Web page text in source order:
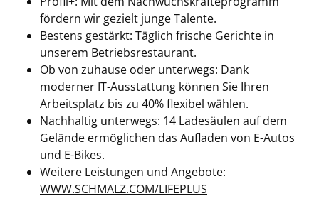
fördern wir gezielt junge Talente.
Bestens gestärkt: Täglich frische Gerichte in
unserem Betriebsrestaurant.
Ob von zuhause oder unterwegs: Dank
moderner IT-Ausstattung können Sie Ihren
Arbeitsplatz bis zu 40% flexibel wählen.
Nachhaltig unterwegs: 14 Ladesäulen auf dem
Gelände ermöglichen das Aufladen von E-Autos
und E-Bikes.
Weitere Leistungen und Angebote:
WWW.SCHMALZ.COM/LIFEPLUS